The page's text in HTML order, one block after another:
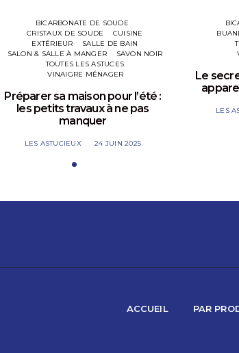
BICARBONATE DE SOUDE
CRISTAUX DE SOUDE
CUISINE
EXTÉRIEUR
SALLE DE BAIN
SALON & SALLE À MANGER
SAVON NOIR
TOUTES LES ASTUCES
VINAIGRE MÉNAGER
Préparer sa maison pour l’été :
les petits travaux à ne pas
manquer
LES ASTUCIEUX 24 JUIN 2025
Le
LES
ACCUEIL PAR